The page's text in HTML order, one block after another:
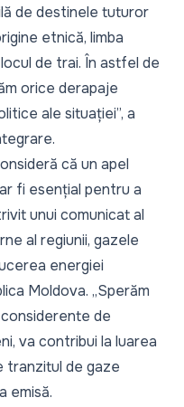
de destinele tuturor
etnică, limba
de trai. În astfel de
orice derapaje
ale situației”, a
că un apel
fi esențial pentru a
unui comunicat al
al regiunii, gazele
energiei
Moldova. „Sperăm
de
va contribui la luarea
tranzitul de gaze
emisă.